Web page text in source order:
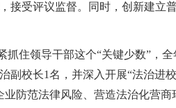
接受评议监督。同时，创新建
抓住领导干部这个“关键少数”，
副校长1名，并深入开展“法治进
防范法律风险、营造法治化营商